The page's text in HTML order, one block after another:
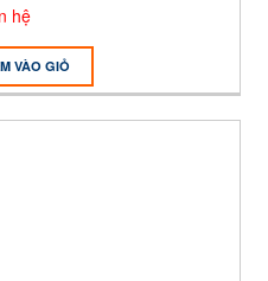
hệ
VÀO GIỎ